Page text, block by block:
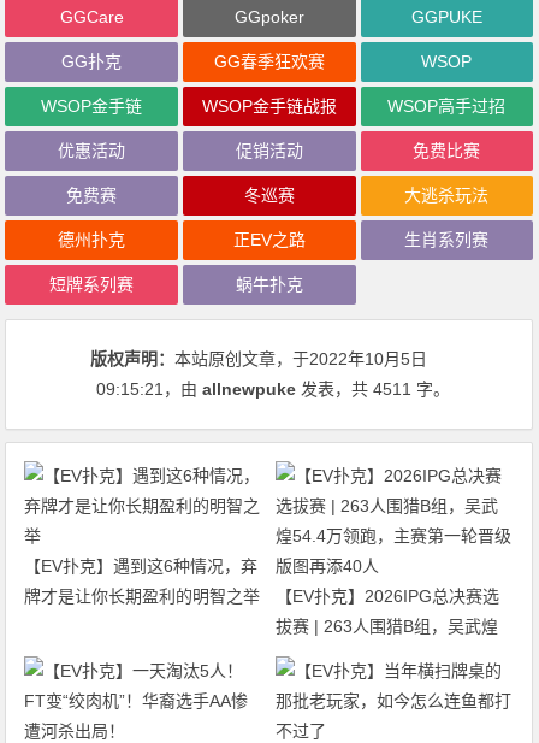
GGCare GGpoker GGPUKE
GG扑克 GG春季狂欢赛 WSOP
WSOP金手链 WSOP金手链战报 WSOP高手过招
优惠活动 促销活动 免费比赛
免费赛 冬巡赛 大逃杀玩法
德州扑克 正EV之路 生肖系列赛
短牌系列赛 蜗牛扑克
版权声明：本站原创文章，于2022年10月5日
09:15:21 ，由allnewpuke 发表，共 4511 字。
【EV扑克】遇到这6种情况，弃
牌才是让你长期盈利的明智之举
【EV扑克】2026IPG总决赛选
拔赛 | 263人围猎B组，吴武煌
54.4万领跑，主赛第一轮晋级版